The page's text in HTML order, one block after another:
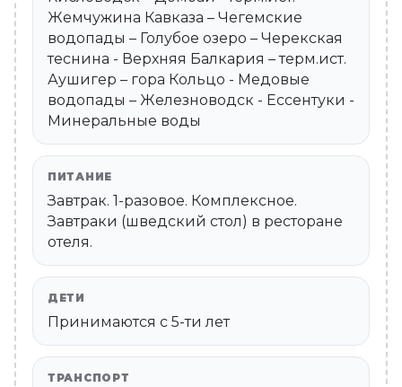
Жемчужина Кавказа – Чегемские
водопады – Голубое озеро – Черекская
теснина - Верхняя Балкария – терм.ист.
Аушигер – гора Кольцо - Медовые
водопады – Железноводск - Ессентуки -
Минеральные воды
ПИТАНИЕ
Завтрак. 1-разовое. Комплексное.
Завтраки (шведский стол) в ресторане
отеля.
ДЕТИ
Принимаются c 5-ти лет
ТРАНСПОРТ